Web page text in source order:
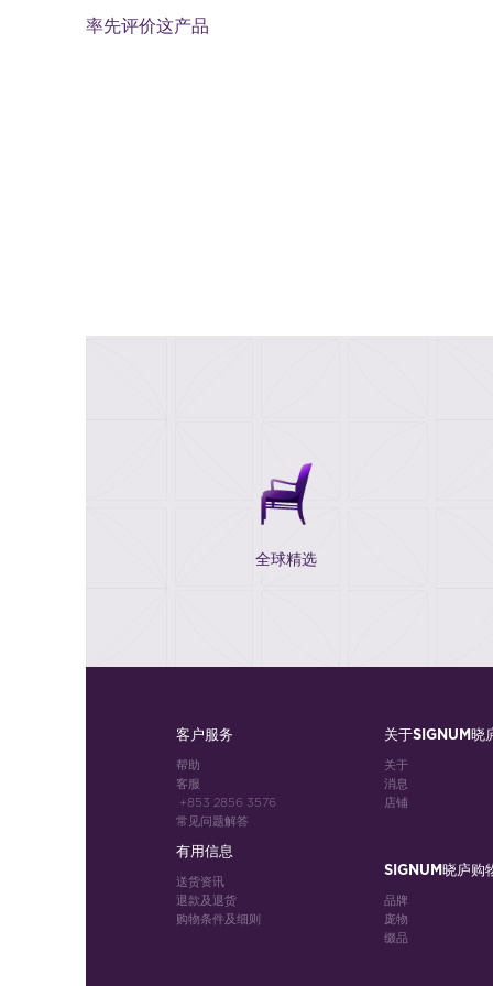
率先评价这产品
全球精选
客户服务
帮助
客服
+853 2856 3576
常见问题解答
有用信息
送货资讯
退款及退货
购物条件及细则
关于SIGNUM晓
关于
消息
店铺
SIGNUM晓庐购
品牌
庞物
缀品